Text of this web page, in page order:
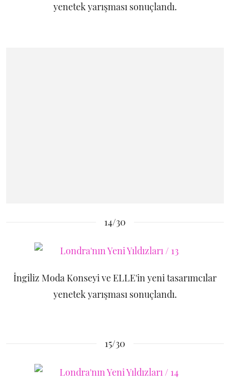
yenetek yarışması sonuçlandı.
14/30
İngiliz Moda Konseyi ve ELLE'in yeni tasarımcılar
yenetek yarışması sonuçlandı.
15/30